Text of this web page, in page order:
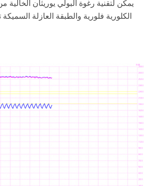
يمكن لتقنية رغوة البولي يوريثان
الكلورية فلورية والطبقة العازلة